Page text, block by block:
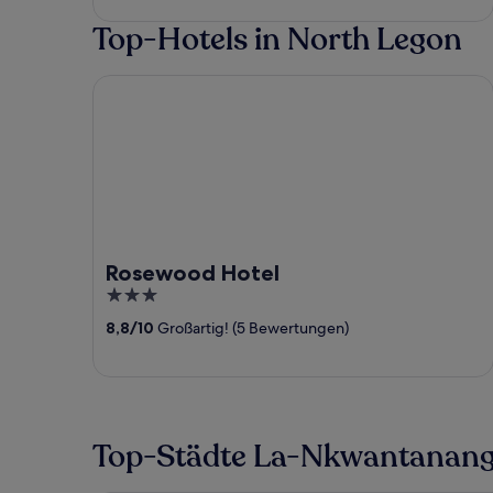
5
Top-Hotels in North Legon
Rosewood Hotel
3
out
of
8,8/10 Großartig! (5 Bewertungen)
Top-Städte La-